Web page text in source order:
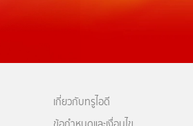
เกี่ยวกับทรูไอดี